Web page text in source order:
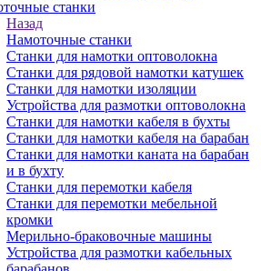
станки
Назад
Намоточные станки
Станки для намотки оптоволокна
Станки для рядовой намотки катушек
Станки для намотки изоляции
Устройства для размотки оптоволокна
Станки для намотки кабеля в бухты
Станки для намотки кабеля на барабан
Станки для намотки каната на барабан
и в бухту
Станки для перемотки кабеля
Станки для перемотки мебельной
кромки
Мерильно-браковочные машины
Устройства для размотки кабельных